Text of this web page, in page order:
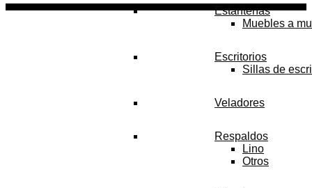
Estanterías
Muebles a
Escritorios
Sillas de
Veladores
Respaldos
Lino
Otros